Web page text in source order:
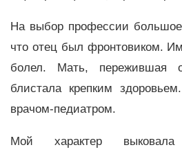
На выбор профессии большое
что отец был фронтовиком.
болел. Мать, пережившая
блистала крепким
врачом-педиатром.
Мой характер